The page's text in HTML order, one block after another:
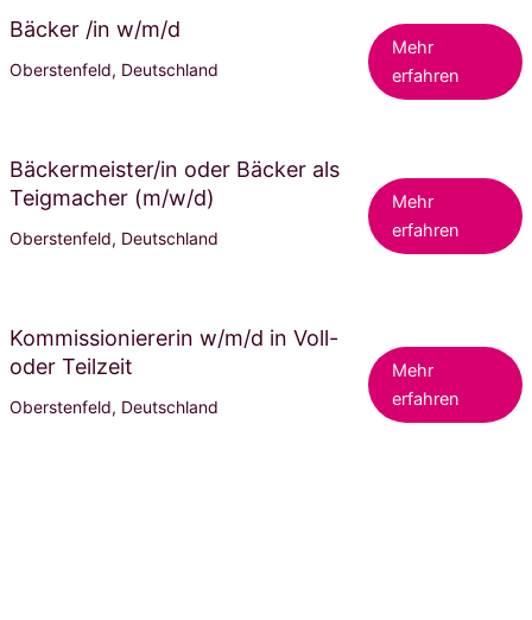
Bäcker /in w/m/d
Oberstenfeld, Deutschland
Mehr
erfahren
Bäckermeister/in oder Bäcker als
Teigmacher (m/w/d)
Oberstenfeld, Deutschland
Mehr
erfahren
Kommissioniererin w/m/d in Voll-
oder Teilzeit
Oberstenfeld, Deutschland
Mehr
erfahren